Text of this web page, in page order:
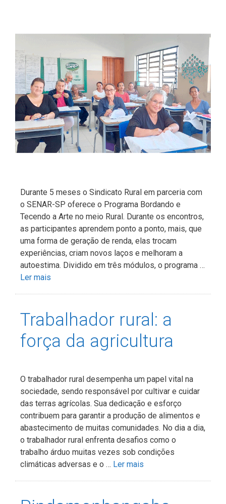
Durante 5 meses o Sindicato Rural em parceria com
o SENAR-SP oferece o Programa Bordando e
Tecendo a Arte no meio Rural. Durante os encontros,
as participantes aprendem ponto a ponto, mais, que
uma forma de geração de renda, elas trocam
experiências, criam novos laços e melhoram a
autoestima. Dividido em três módulos, o programa …
Ler mais
Trabalhador rural: a
força da agricultura
O trabalhador rural desempenha um papel vital na
sociedade, sendo responsável por cultivar e cuidar
das terras agrícolas. Sua dedicação e esforço
contribuem para garantir a produção de alimentos e
abastecimento de muitas comunidades. No dia a dia,
o trabalhador rural enfrenta desafios como o
trabalho árduo muitas vezes sob condições
climáticas adversas e o … Ler mais